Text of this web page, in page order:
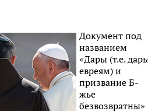
Документ под
названием
«Дары (т.е.
евреям) и
призвание Б-
жье
безвозвратны»